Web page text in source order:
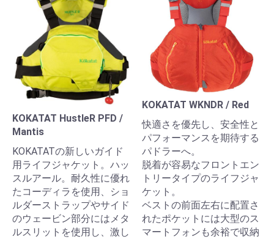
KOKATAT HustleR PFD /
Mantis
KOKATATの新しいガイド
用ライフジャケット。ハッ
スルアール。耐久性に優れ
たコーディラを使用、ショ
ルダーストラップやサイド
のウェービン部分にはメタ
ルスリットを使用し、激し
KOKATAT WKNDR / Red
快適さを優先し、安全性と
パフォーマンスを期待する
パドラーへ。
脱着が容易なフロントエン
トリータイプのライフジャ
ケット。
ベストの前面左右に配置さ
れたポケットには大型のス
マートフォンも余裕で収納